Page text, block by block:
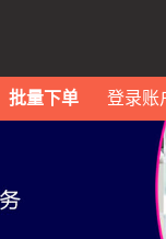
批量下单 登录账